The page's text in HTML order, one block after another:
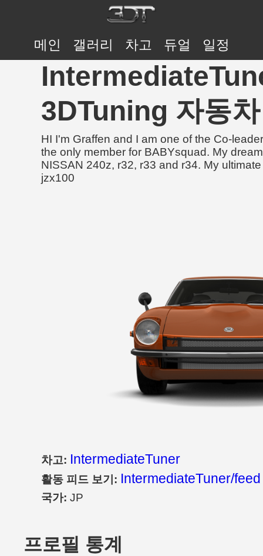
메인 갤러리 차고 듀얼 일정
3DTuning 자동
HI I'm Graffen and I am one of the Co-
the only member for BABYsquad. My
NISSAN 240z, r32, r33 and r34. My
jzx100
차고: IntermediateTuner
활동 피드 보기: IntermediateTuner/feed
국가: JP
프로필 통계